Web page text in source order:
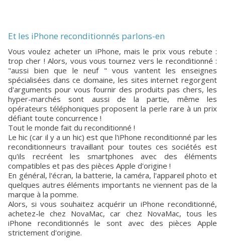
Et les iPhone reconditionnés parlons-en
Vous voulez acheter un iPhone, mais le prix vous rebute :
trop cher ! Alors, vous vous tournez vers le reconditionné :
"aussi bien que le neuf " vous vantent les enseignes
spécialisées dans ce domaine, les sites internet regorgent
d'arguments pour vous fournir des produits pas chers, les
hyper-marchés sont aussi de la partie, même les
opérateurs téléphoniques proposent la perle rare à un prix
défiant toute concurrence !
Tout le monde fait du reconditionné !
Le hic (car il y a un hic) est que l'iPhone reconditionné par les
reconditionneurs travaillant pour toutes ces sociétés est
qu'ils recréent les smartphones avec des éléments
compatibles et pas des pièces Apple d'origine !
En général, l'écran, la batterie, la caméra, l'appareil photo et
quelques autres éléments importants ne viennent pas de la
marque à la pomme.
Alors, si vous souhaitez acquérir un iPhone reconditionné,
achetez-le chez NovaMac, car chez NovaMac, tous les
iPhone reconditionnés le sont avec des pièces Apple
strictement d'origine.